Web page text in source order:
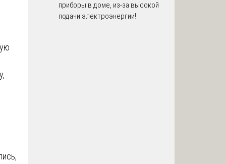
приборы в доме, из-за высокой
подачи электроэнергии!